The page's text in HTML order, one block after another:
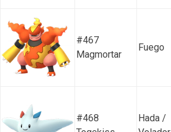
#467
Magmortar
Fuego
#468
Hada /